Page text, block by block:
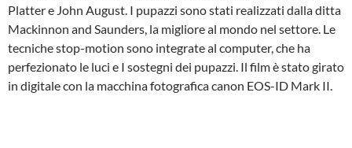
Platter e John August. I pupazzi sono stati realizzati dalla ditta
Mackinnon and Saunders, la migliore al mondo nel settore. Le
tecniche stop-motion sono integrate al computer, che ha
perfezionato le luci e I sostegni dei pupazzi. Il film è stato girato
in digitale con la macchina fotografica canon EOS-ID Mark II.